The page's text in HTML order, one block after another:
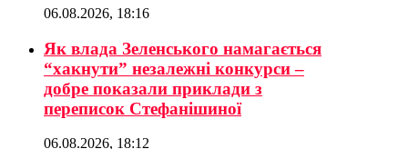
06.08.2026, 18:16
Як влада Зеленського намагається
“хакнути” незалежні конкурси –
добре показали приклади з
переписок Стефанішиної
06.08.2026, 18:12